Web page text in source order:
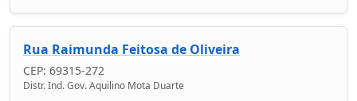
Rua Raimunda Feitosa de Oliveira
CEP: 69315-272
Distr. Ind. Gov. Aquilino Mota Duarte